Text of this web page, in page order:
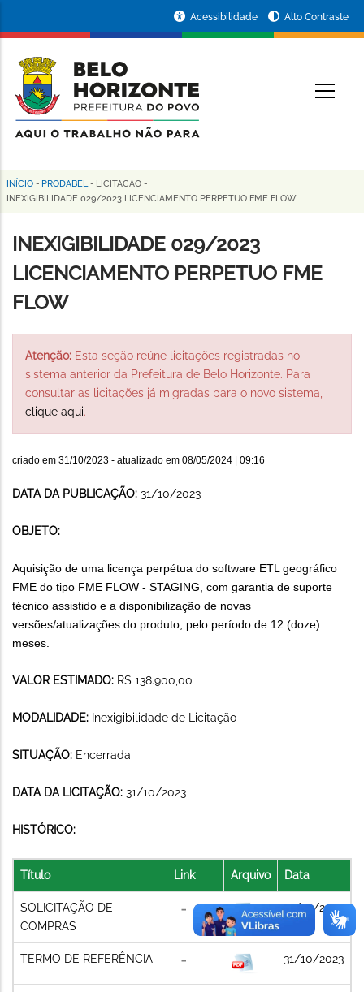
conteúdo
principal
da
Prefeitura
de
Horizonte
Acessibilidade Alto Contraste
Trilha
navegação
INÍCIO - PRODABEL - LICITACAO -
INEXIGIBILIDADE 029/2023 LICENCIAMENTO PERPETUO FME FLOW
INEXIGIBILIDADE 029/2023
LICENCIAMENTO PERPETUO FME
FLOW
Atenção: Esta seção reúne licitações registradas no
sistema anterior da Prefeitura de Belo Horizonte. Para
consultar as licitações já migradas para o novo sistema,
clique aqui.
criado em 31/10/2023 - atualizado em 08/05/2024 | 09:16
DATA DA PUBLICAÇÃO: 31/10/2023
OBJETO:
Aquisição de uma licença perpétua do software ETL geográfico
FME do tipo FME FLOW - STAGING, com garantia de suporte
técnico assistido e a disponibilização de novas
versões/atualizações do produto, pelo período de 12 (doze)
meses.
VALOR ESTIMADO: R$ 138.900,00
MODALIDADE: Inexigibilidade de Licitação
SITUAÇÃO: Encerrada
DATA DA LICITAÇÃO: 31/10/2023
HISTÓRICO:
Título Link Arquivo Data
SOLICITAÇÃO DE
COMPRAS
31/10/2023
TERMO DE REFERÊNCIA 31/10/2023